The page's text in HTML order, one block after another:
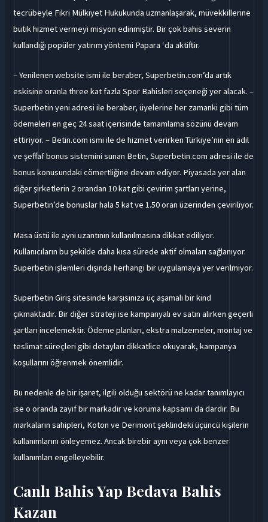
tecrübeyle Fikri Mülkiyet Hukukunda uzmanlaşarak, müvekkillerine
butik hizmet vermeyi misyon edinmiştir. Bir çok bahis severin
kullandığı popüler yatırım yöntemi Papara ‘da aktiftir.
– Yenilenen website ismi ile beraber, Superbetin.com’da artık
eskisine oranla three kat fazla Spor Bahisleri seçeneği yer alacak. –
Superbetin yeni adresi ile beraber, üyelerine her zamanki gibi tüm
ödemeleri en geç 24 saat içerisinde tamamlama sözünü devam
ettiriyor. – Betin.com ismi ile de hizmet verirken Türkiye’nin en adil
ve şeffaf bonus sistemini sunan Betin, Superbetin.com adresi ile de
bonus konusundaki cömertliğine devam ediyor. Piyasada yer alan
diğer şirketlerin 2 orandan 10 kat gibi çevirim şartları yerine,
Superbetin’de bonuslar hala 5 kat ve 1.50 oran üzerinden çeviriliyor.
Masa üstü ile aynı uzantının kullanılmasına dikkat ediliyor.
Kullanıcıların bu şekilde daha kısa sürede aktif olmaları sağlanıyor.
Superbetin işlemleri dışında herhangi bir uygulamaya yer verilmiyor.
Superbetin Giriş sitesinde karşısınıza üç aşamalı bir kind
çıkmaktadır. Bir diğer strateji ise kampanyalı ev satın alırken geçerli
şartları incelemektir. Ödeme planları, ekstra malzemeler, montaj ve
teslimat süreçleri gibi detayları dikkatlice okuyarak, kampanya
koşullarını öğrenmek önemlidir.
Bu nedenle de bir işaret, ilgili olduğu sektörü ne kadar tanımlayıcı
ise o oranda zayıf bir markadır ve koruma kapsamı da dardır. Bu
markaların sahipleri, Koton ve Derimont şeklindeki üçüncü kişilerin
kullanımlarını önleyemez. Ancak birebir aynı veya çok benzer
kullanımları engelleyebilir.
Canlı Bahis Yap Bedava Bahis
Kazan